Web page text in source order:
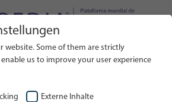
BUSCAR
idioma
sitio web
website. Some of them are strictly
us to improve your user experience
Externe Inhalte